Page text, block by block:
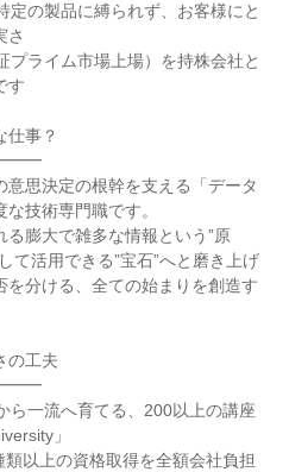
定の製品に縛られず、お客様にと
さ
プライム市場上場）を持株会社と
す
事？
思決定の根幹を支える「データ
技術専門職です。
膨大で雑多な情報という”原
て活用できる”宝石”へと磨き上げ
を分ける、全ての始まりを創造す
の工夫
ら一流へ育てる、200以上の講座
」
以上の資格取得を全額会社負担